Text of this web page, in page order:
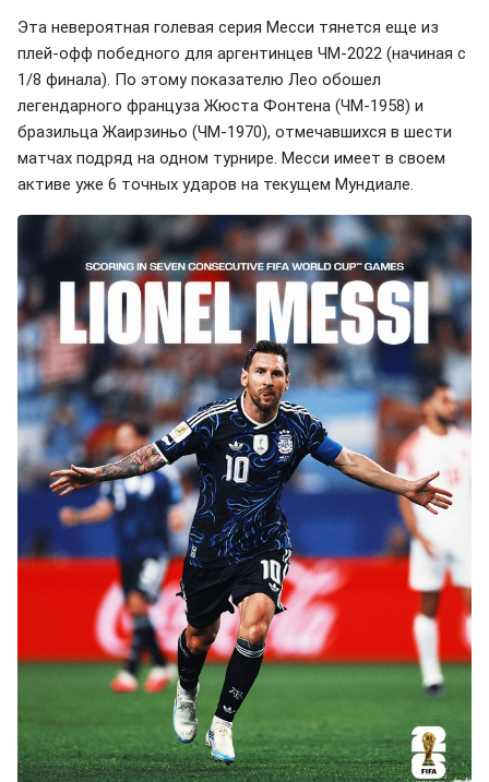
Эта невероятная голевая серия Месси тянется еще из
плей-офф победного для аргентинцев ЧМ-2022 (начиная с
1/8 финала). По этому показателю Лео обошел
легендарного француза Жюста Фонтена (ЧМ-1958) и
бразильца Жаирзиньо (ЧМ-1970), отмечавшихся в шести
матчах подряд на одном турнире. Месси имеет в своем
активе уже 6 точных ударов на текущем Мундиале.